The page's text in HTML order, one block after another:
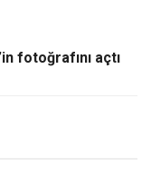
fotoğrafını açtı